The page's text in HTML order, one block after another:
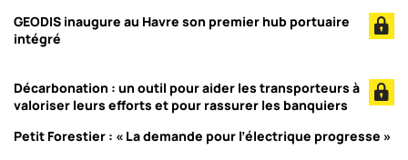
GEODIS inaugure au Havre son premier hub portuaire
intégré
Décarbonation : un outil pour aider les transporteurs à
valoriser leurs efforts et pour rassurer les banquiers
Petit Forestier : « La demande pour l’électrique progresse »